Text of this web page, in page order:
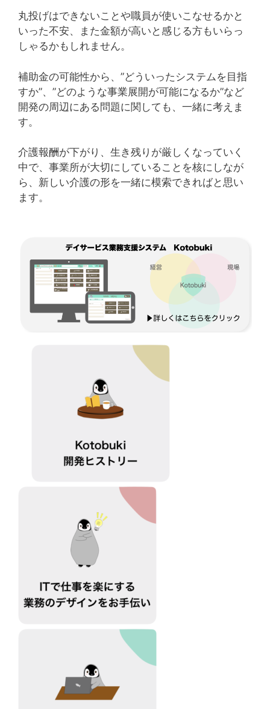
丸投げはできないことや職員が使いこなせるかと
いった不安、また金額が高いと感じる方もいらっ
しゃるかもしれません。
補助金の可能性から、”どういったシステムを目指
すか”、”どのような事業展開が可能になるか”など
開発の周辺にある問題に関しても、一緒に考えま
す。
介護報酬が下がり、生き残りが厳しくなっていく
中で、事業所が大切にしていることを核にしなが
ら、新しい介護の形を一緒に模索できればと思い
ます。